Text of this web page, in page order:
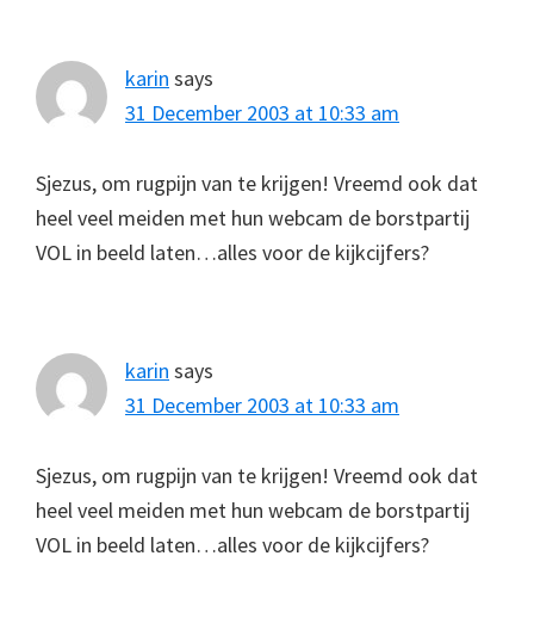
karin says
31 December 2003 at 10:33 am
Sjezus, om rugpijn van te krijgen! Vreemd ook dat
heel veel meiden met hun webcam de borstpartij
VOL in beeld laten…alles voor de kijkcijfers?
karin says
31 December 2003 at 10:33 am
Sjezus, om rugpijn van te krijgen! Vreemd ook dat
heel veel meiden met hun webcam de borstpartij
VOL in beeld laten…alles voor de kijkcijfers?